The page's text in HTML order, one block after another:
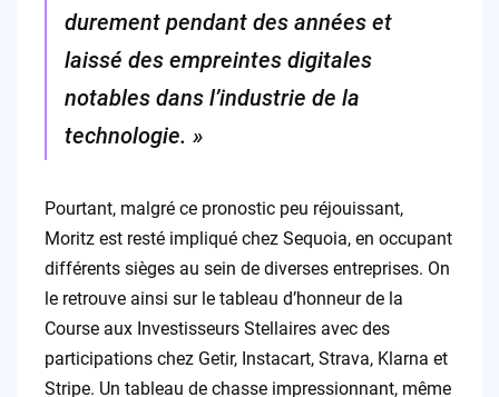
durement pendant des années et
laissé des empreintes digitales
notables dans l’industrie de la
technologie. »
Pourtant, malgré ce pronostic peu réjouissant,
Moritz est resté impliqué chez Sequoia, en occupant
différents sièges au sein de diverses entreprises. On
le retrouve ainsi sur le tableau d’honneur de la
Course aux Investisseurs Stellaires avec des
participations chez Getir, Instacart, Strava, Klarna et
Stripe. Un tableau de chasse impressionnant, même